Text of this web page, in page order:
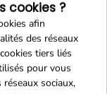
caramel, de
amertume
une
Idéale
des viandes
cookies ?
afin
des réseaux
tiers liés
pour vous
sociaux,